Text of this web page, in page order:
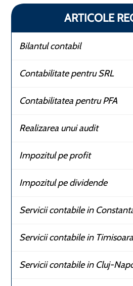
ARTICOLE
Bilantul contabil
Contabilitate pentru SRL
Contabilitatea pentru PFA
Realizarea unui audit
Impozitul pe profit
Impozitul pe dividende
Servicii contabile in
Servicii contabile in Timisoara
Servicii contabile in Cluj-